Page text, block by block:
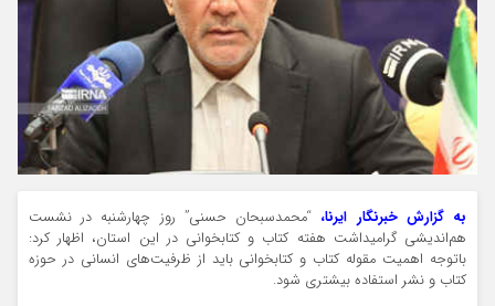
به گزارش خبرنگار ایرنا، “محمدسبحان حسنی” روز چهارشنبه در نشست
هم‌اندیشی گرامیداشت هفته کتاب و کتابخوانی در این استان، اظهار کرد:
باتوجه اهمیت مقوله کتاب و کتابخوانی باید از ظرفیت‌های انسانی در حوزه
کتاب و نشر استفاده بیشتری شود.